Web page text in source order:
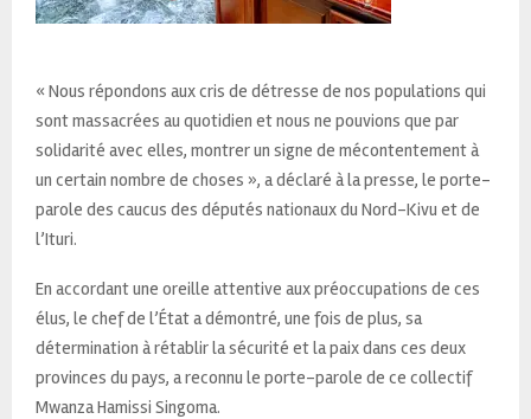
« Nous répondons aux cris de détresse de nos populations qui
sont massacrées au quotidien et nous ne pouvions que par
solidarité avec elles, montrer un signe de mécontentement à
un certain nombre de choses », a déclaré à la presse, le porte-
parole des caucus des députés nationaux du Nord-Kivu et de
l’Ituri.
En accordant une oreille attentive aux préoccupations de ces
élus, le chef de l’État a démontré, une fois de plus, sa
détermination à rétablir la sécurité et la paix dans ces deux
provinces du pays, a reconnu le porte-parole de ce collectif
Mwanza Hamissi Singoma.